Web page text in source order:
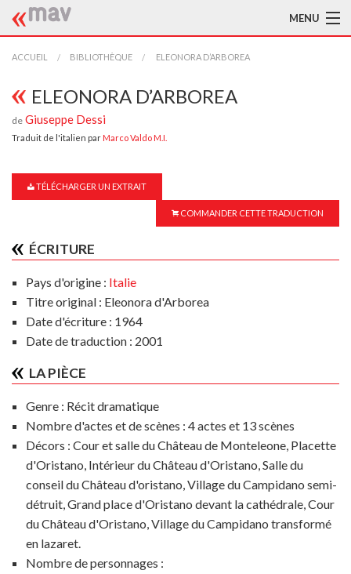
MENU
ACCUEIL
BIBLIOTHÈQUE
AIDE À LA TRADUCTION
À L'AFFICHE
ACCUEIL BIBLIOTHÈQUE ELEONORA D’ARBOREA
ELEONORA D’ARBOREA
de Giuseppe Dessi
Traduit de l'italien par Marco Valdo M.I.
TÉLÉCHARGER UN EXTRAIT
COMMANDER CETTE TRADUCTION
ÉCRITURE
Pays d'origine : Italie
Titre original : Eleonora d'Arborea
Date d'écriture : 1964
Date de traduction : 2001
LA PIÈCE
Genre : Récit dramatique
Nombre d'actes et de scènes : 4 actes et 13 scènes
Décors : Cour et salle du Château de Monteleone, Placette
d'Oristano, Intérieur du Château d'Oristano, Salle du
conseil du Château d'oristano, Village du Campidano semi-
détruit, Grand place d'Oristano devant la cathédrale, Cour
du Château d'Oristano, Village du Campidano transformé
en lazaret.
Nombre de personnages :